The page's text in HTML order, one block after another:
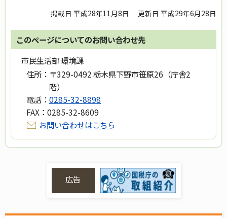
掲載日 平成28年11月8日 更新日 平成29年6月28日
このページについてのお問い合わせ先
市民生活部 環境課
住所： 〒329-0492 栃木県下野市笹原26（庁舎2
階）
電話： 0285-32-8898
FAX： 0285-32-8609
お問い合わせはこちら
広告